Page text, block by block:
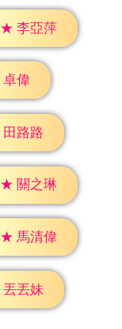
★ 李亞萍
卓偉
田路路
★ 關之琳
★ 馬清偉
丟丟妹